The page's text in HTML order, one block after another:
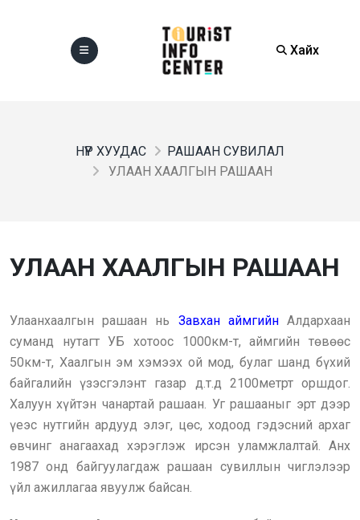
Хайх
НҮҮР ХУУДАС
РАШААН СУВИЛАЛ
УЛААН ХААЛГЫН РАШААН
УЛААН ХААЛГЫН РАШААН
Улаанхаалгын рашаан нь Завхан аймгийнАлдархаан
суманд нутагт УБ хотоос 1000км-т, аймгийн төвөөс
50км-т, Хаалгын эм хэмээх ой мод, булаг шанд бүхий
байгалийн үзэсгэлэнт газар д.т.д 2100метрт оршдог.
Халуун хүйтэн чанартай рашаан. Уг рашааныг эрт дээр
үеэс нутгийн ардууд элэг, цөс, ходоод гэдэсний архаг
өвчинг анагаахад хэрэглэж ирсэн уламжлалтай. Анх
1987 онд байгуулагдаж рашаан сувиллын чиглэлээр
үйл ажиллагаа явуулж байсан.